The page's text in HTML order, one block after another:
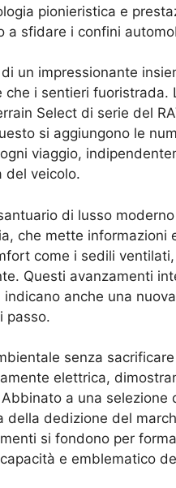
pionieristica e
a sfidare i confini
un impressionante
i sentieri fuoristrada.
Select di serie del
si aggiungono le
viaggio,
del veicolo.
di lusso
che mette
come i sedili ventilati,
Questi avanzamenti
anche una
passo.
senza
elettrica,
a una selezione
della dedizione del
si fondono per
e emblematico